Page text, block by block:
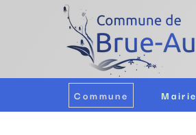
Commune Mairie